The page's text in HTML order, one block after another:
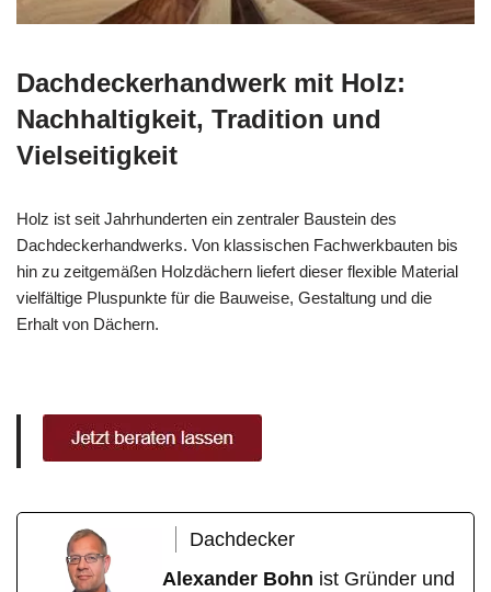
Dachdeckerhandwerk mit Holz:
Nachhaltigkeit, Tradition und
Vielseitigkeit
Holz ist seit Jahrhunderten ein zentraler Baustein des
Dachdeckerhandwerks. Von klassischen Fachwerkbauten bis
hin zu zeitgemäßen Holzdächern liefert dieser flexible Material
vielfältige Pluspunkte für die Bauweise, Gestaltung und die
Erhalt von Dächern.
Dachdecker
Alexander Bohn ist Gründer und